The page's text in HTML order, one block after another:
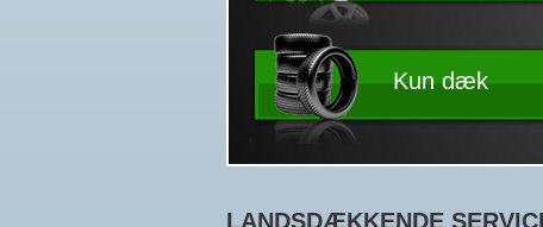
Kun dæk
LANDSDÆKKENDE